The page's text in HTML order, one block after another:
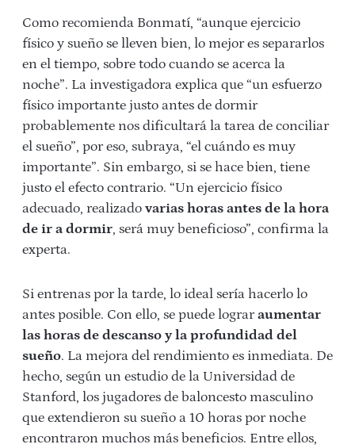
Como recomienda Bonmatí, “aunque ejercicio
físico y sueño se lleven bien, lo mejor es separarlos
en el tiempo, sobre todo cuando se acerca la
noche”. La investigadora explica que “un esfuerzo
físico importante justo antes de dormir
probablemente nos dificultará la tarea de conciliar
el sueño”, por eso, subraya, “el cuándo es muy
importante”. Sin embargo, si se hace bien, tiene
justo el efecto contrario. “Un ejercicio físico
adecuado, realizado varias horas antes de la hora
de ir a dormir, será muy beneficioso”, confirma la
experta.
Si entrenas por la tarde, lo ideal sería hacerlo lo
antes posible. Con ello, se puede lograraumentar
las horas de descanso y la profundidad del
sueño. La mejora del rendimiento es inmediata. De
hecho, según un estudio de la Universidad de
Stanford, los jugadores de baloncesto masculino
que extendieron su sueño a 10 horas por noche
encontraron muchos más beneficios. Entre ellos,